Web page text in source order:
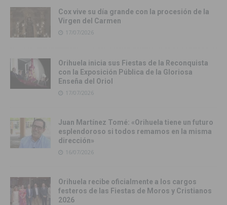
Cox vive su día grande con la procesión de la
Virgen del Carmen
17/07/2026
Orihuela inicia sus Fiestas de la Reconquista
con la Exposición Pública de la Gloriosa
Enseña del Oriol
17/07/2026
Juan Martínez Tomé: «Orihuela tiene un futuro
esplendoroso si todos remamos en la misma
dirección»
16/07/2026
Orihuela recibe oficialmente a los cargos
festeros de las Fiestas de Moros y Cristianos
2026